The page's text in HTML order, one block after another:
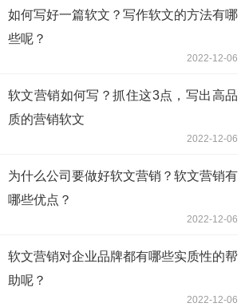
如何写好一篇软文？写作软文的方法有哪
些呢？
2022-12-06
软文营销如何写？抓住这3点，写出高品
质的营销软文
2022-12-06
为什么公司要做好软文营销？软文营销有
哪些优点？
2022-12-06
软文营销对企业品牌都有哪些实质性的帮
助呢？
2022-12-06